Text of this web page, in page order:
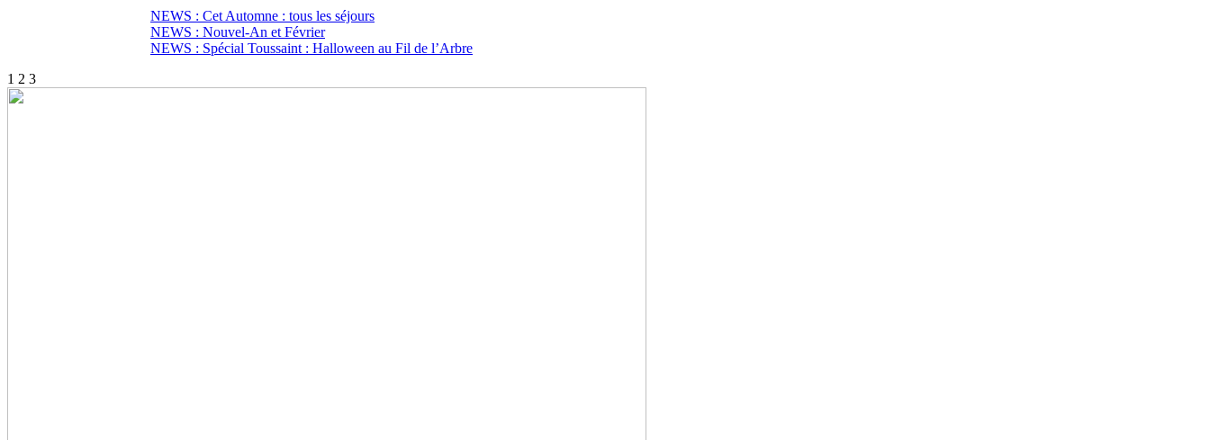
NEWS : Cet Automne : tous les séjours
NEWS : Nouvel-An et Février
NEWS : Spécial Toussaint : Halloween au Fil de l’Arbre
1 2 3